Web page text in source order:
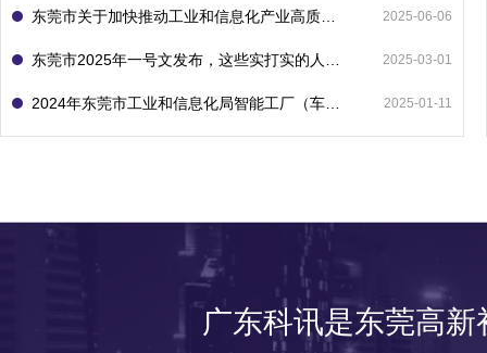
2025-06-06
2025-03-01
2025-01-11
广东科讯是东莞高